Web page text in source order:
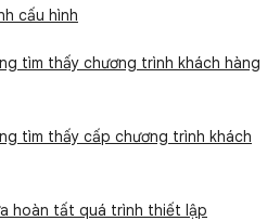
cấu hình
tìm thấy chương trình khách hàng
tìm thấy cấp chương trình khách
hoàn tất quá trình thiết lập